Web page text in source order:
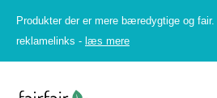
indhold
Produkter der er mere bæredygtige og
reklamelinks - læs mere